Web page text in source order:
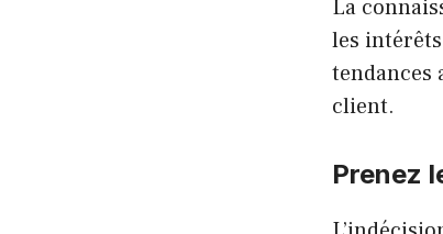
La
les
tendances
client.
Prenez